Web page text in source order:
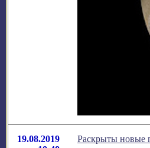
19.08.2019
Раскрыты новые